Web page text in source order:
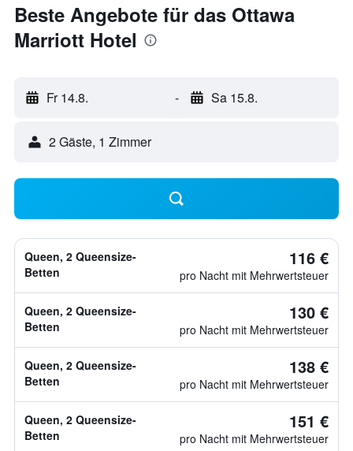
Beste Angebote für das Ottawa
Marriott Hotel
Fr 14.8. - Sa 15.8.
2 Gäste, 1 Zimmer
Queen, 2 Queensize-
Betten
116 €
pro Nacht mit Mehrwertsteuer
Queen, 2 Queensize-
Betten
130 €
pro Nacht mit Mehrwertsteuer
Queen, 2 Queensize-
Betten
138 €
pro Nacht mit Mehrwertsteuer
Queen, 2 Queensize-
Betten
151 €
pro Nacht mit Mehrwertsteuer